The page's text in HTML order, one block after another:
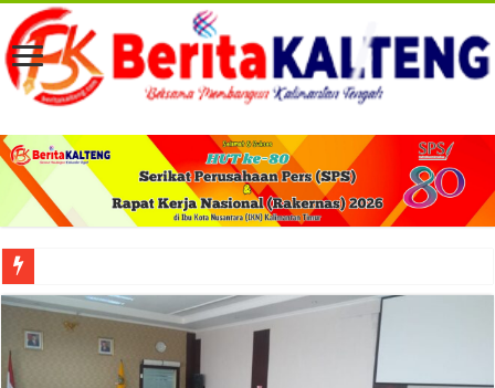
Viral! Selama Dua Bulan Lebih Siltap Serta Tunjangan Pemdes dan BPD di